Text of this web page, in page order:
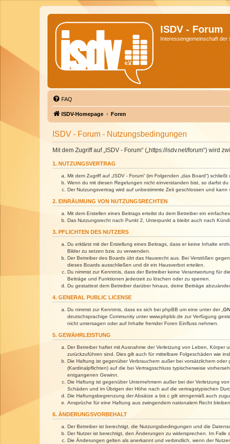
ISDV - Forum
Interessengemeinschaft der
FAQ
ISDV-Homepage Foren
ISDV - Forum - Nutzungsbedingungen
Mit dem Zugriff auf „ISDV - Forum“ („https://isdv.net/forum“)
1. NUTZUNGSVERTRAG
Mit dem Zugriff auf „ISDV - Forum“ (im Folgenden „das Board“)
Wenn du mit diesen Regelungen nicht einverstanden bist, so darfst
Der Nutzungsvertrag wird auf unbestimmte Zeit geschlossen und
2. EINRÄUMUNG VON NUTZUNGSRECHTEN
Mit dem Erstellen eines Beitrags erteilst du dem Betreiber ein
Das Nutzungsrecht nach Punkt 2, Unterpunkt a bleibt auch nach
3. PFLICHTEN DES NUTZERS
Du erklärst mit der Erstellung eines Beitrags, dass er keine Inhalte
Bilder zu setzen bzw. zu verwenden.
Der Betreiber des Boards übt das Hausrecht aus. Bei Verstößen
dieses Boards ausschließen und dir ein Hausverbot erteilen.
Du nimmst zur Kenntnis, dass der Betreiber keine Verantwortung für
Beiträge und Funktionen jederzeit zu löschen oder zu sperren.
Du gestattest dem Betreiber darüber hinaus, deine Beiträge
4. GENERAL PUBLIC LICENSE
Du nimmst zur Kenntnis, dass es sich bei phpBB um eine unter der „
deutschsprachige Community unter www.phpbb.de zur Verfügung
nicht untersagen oder auf Inhalte fremder Foren Einfluss nehmen.
5. GEWÄHRLEISTUNG
Der Betreiber haftet mit Ausnahme der Verletzung von Leben, Körper
zurückzuführen sind. Dies gilt auch für mittelbare Folgeschäden wie
Die Haftung ist gegenüber Verbrauchern außer bei vorsätzlichem
(Kardinalpflichten) auf die bei Vertragsschluss typischerweise
entgangenen Gewinn.
Die Haftung ist gegenüber Unternehmern außer bei der Verletzung
Schäden und im Übrigen der Höhe nach auf die vertragstypischen
Die Haftungsbegrenzung der Absätze a bis c gilt sinngemäß auch
Ansprüche für eine Haftung aus zwingendem nationalem Recht
6. ÄNDERUNGSVORBEHALT
Der Betreiber ist berechtigt, die Nutzungsbedingungen und die
Der Nutzer ist berechtigt, den Änderungen zu widersprechen. Im Falle
Die Änderungen gelten als anerkannt und verbindlich, wenn der